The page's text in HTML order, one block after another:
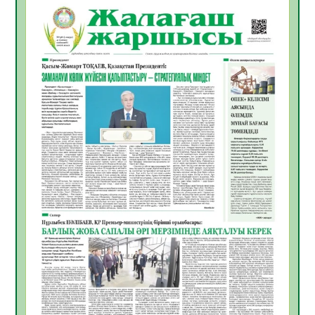
06.08.2026
Инфекциялық ауруларға қарсы иммундау
жұмыстарының тиімділігі
06.08.2026
56
Көкжөтел ауруы туралы
06.08.2026
54
АПВ вакцинасы туралы мәлімет
06.08.2026
55
Open Air: Қызылорда облысы полиция
департаменті 20 мыңнан астам
көрерменнің қауіпсіздігін қамтамасыз етті
06.08.2026
65
ҚЫЗЫЛОРДАДА «САНАЛЫ ҰРПАҚ –
ЖАРҚЫН БОЛАШАҚ» АТТЫ КЕҢЕЙТІЛГЕН
МӘЖІЛІС ӨТТІ
05.08.2026
66